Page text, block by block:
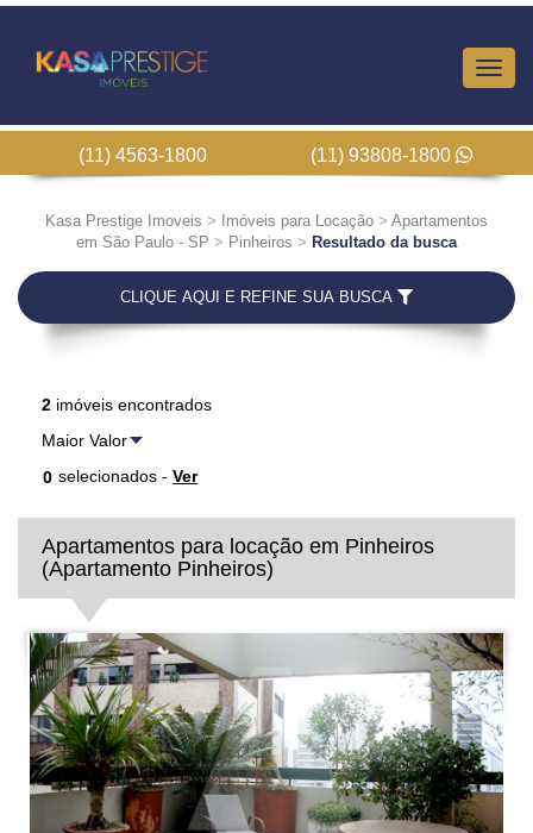
(11) 4563-1800 (11) 93808-1800
Kasa Prestige Imoveis > Imóveis para Locação > Apartamentos
em São Paulo - SP > Pinheiros > Resultado da busca
CLIQUE AQUI E REFINE SUA BUSCA
2 imóveis encontrados
0 selecionados - Ver
Apartamentos para locação em Pinheiros
(Apartamento Pinheiros)